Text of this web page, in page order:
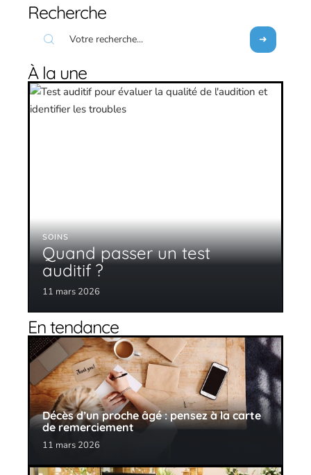
Recherche
À la une
SOINS
Quand passer un test
auditif ?
11 mars 2026
En tendance
Décès d’un proche âgé : pensez à la carte
de remerciement
11 mars 2026